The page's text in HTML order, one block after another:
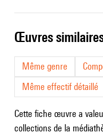
œuvres
Même genre
Même effectif détaillé
Cette fiche œuvre a
collections de la